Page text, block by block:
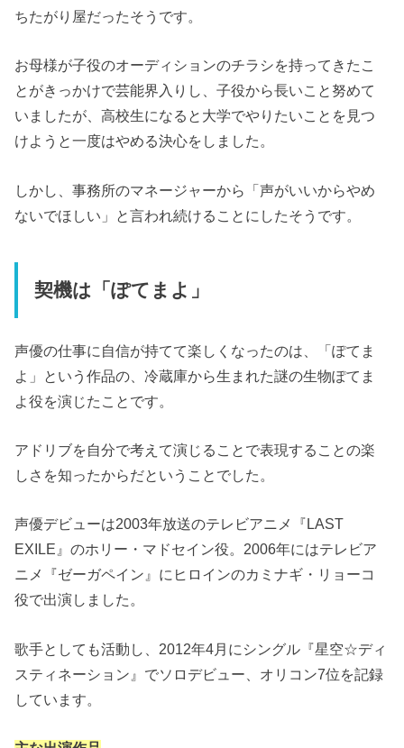
ちたがり屋だったそうです。
お母様が子役のオーディションのチラシを持ってきたこ
とがきっかけで芸能界入りし、子役から長いこと努めて
いましたが、高校生になると大学でやりたいことを見つ
けようと一度はやめる決心をしました。
しかし、事務所のマネージャーから「声がいいからやめ
ないでほしい」と言われ続けることにしたそうです。
契機は「ぽてまよ」
声優の仕事に自信が持てて楽しくなったのは、「ぽてま
よ」という作品の、冷蔵庫から生まれた謎の生物ぽてま
よ役を演じたことです。
アドリブを自分で考えて演じることで表現することの楽
しさを知ったからだということでした。
声優デビューは2003年放送のテレビアニメ『LAST
EXILE』のホリー・マドセイン役。2006年にはテレビア
ニメ『ゼーガペイン』にヒロインのカミナギ・リョーコ
役で出演しました。
歌手としても活動し、2012年4月にシングル『星空☆ディ
スティネーション』でソロデビュー、オリコン7位を記録
しています。